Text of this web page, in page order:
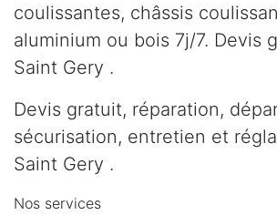
coulissantes, châssis
aluminium ou bois 7j/7. Devis
Saint Gery .
Devis gratuit, réparation,
sécurisation, entretien et
Saint Gery .
Nos services